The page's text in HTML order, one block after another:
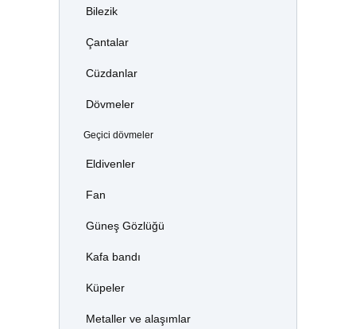
Bilezik
Çantalar
Cüzdanlar
Dövmeler
Geçici dövmeler
Eldivenler
Fan
Güneş Gözlüğü
Kafa bandı
Küpeler
Metaller ve alaşımlar